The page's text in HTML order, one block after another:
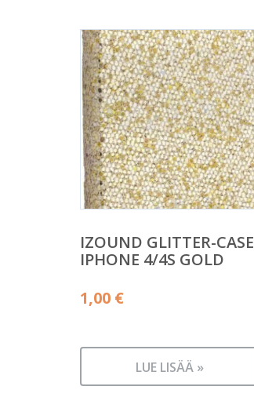
IZOUND GLITTER-CASE
IPHONE 4/4S GOLD
1,00 €
LUE LISÄÄ »